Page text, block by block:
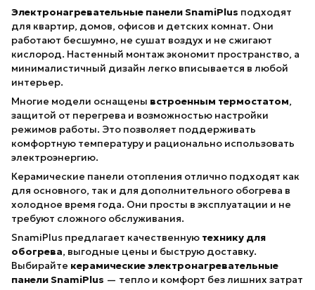
Электронагревательные панели SnamiPlus подходят
для квартир, домов, офисов и детских комнат. Они
работают бесшумно, не сушат воздух и не сжигают
кислород. Настенный монтаж экономит пространство, а
минималистичный дизайн легко вписывается в любой
интерьер.
Многие модели оснащены встроенным термостатом,
защитой от перегрева и возможностью настройки
режимов работы. Это позволяет поддерживать
комфортную температуру и рационально использовать
электроэнергию.
Керамические панели отопления отлично подходят как
для основного, так и для дополнительного обогрева в
холодное время года. Они просты в эксплуатации и не
требуют сложного обслуживания.
SnamiPlus предлагает качественную технику для
обогрева, выгодные цены и быструю доставку.
Выбирайте керамические электронагревательные
панели SnamiPlus — тепло и комфорт без лишних затрат